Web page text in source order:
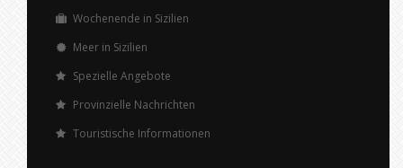
Wochenende in Sizilien
Meer in Sizilien
Spezielle Angebote
Provinzielle Nachrichten
Touristische Informationen